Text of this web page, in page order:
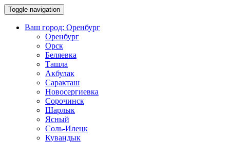
Toggle navigation
Ваш город: Оренбург
Оренбург
Орск
Беляевка
Ташла
Акбулак
Саракташ
Новосергиевка
Сорочинск
Шарлык
Ясный
Соль-Илецк
Кувандык